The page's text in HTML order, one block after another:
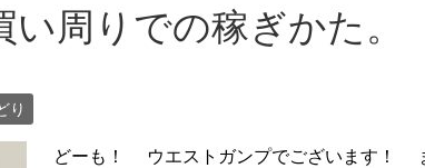
周りでの稼ぎかた。
り
どーも！ ウエストガンプでございます！